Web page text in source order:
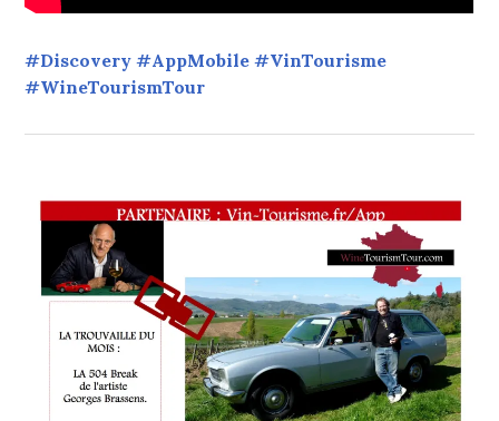
#Discovery #AppMobile #VinTourisme
#WineTourismTour